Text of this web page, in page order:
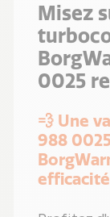
Misez
0025
💨 Une
988
efficacité